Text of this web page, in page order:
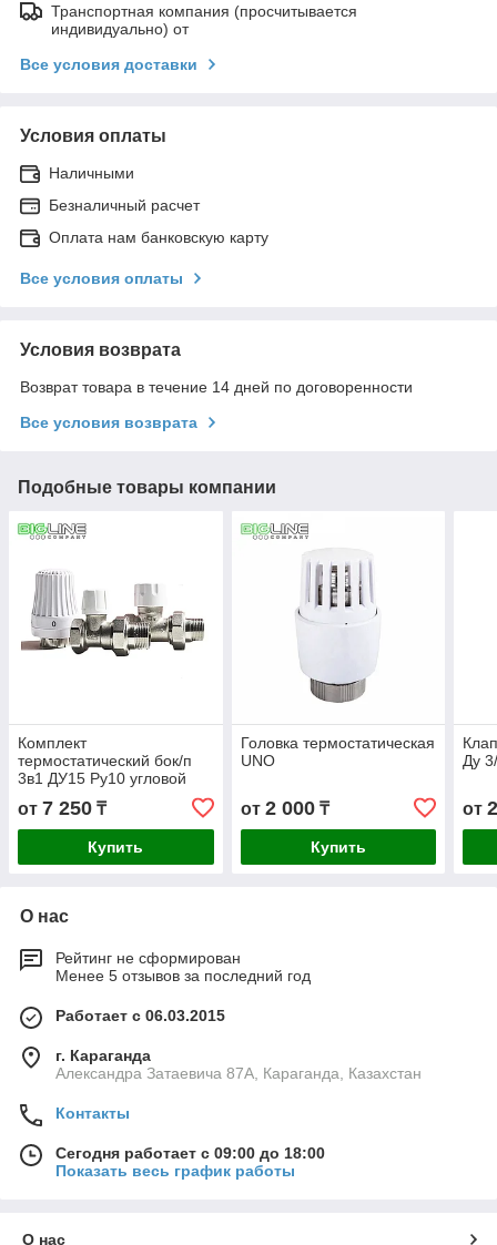
Транспортная компания (просчитывается
индивидуально) от
Все условия доставки
Условия оплаты
Наличными
Безналичный расчет
Оплата нам банковскую карту
Все условия оплаты
Условия возврата
Возврат товара в течение 14 дней по договоренности
Все условия возврата
Подобные товары компании
Комплект
термостатический бок/п
3в1 ДУ15 Ру10 угловой
жид/нап М30*1,5 6-28С
Ogint (24)
от 7 250 ₸
Купить
Головка термостатическая
UNO
от 2 000₸
Купить
Ду
от
О нас
Рейтинг не сформирован
Менее 5 отзывов за последний год
Работает с 06.03.2015
г. Караганда
Александра Затаевича 87А, Караганда, Казахстан
Контакты
Сегодня работает с 09:00 до 18:00
Показать весь график работы
О нас